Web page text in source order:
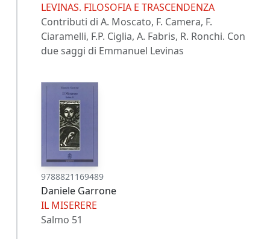
LEVINAS. FILOSOFIA E TRASCENDENZA
Contributi di A. Moscato, F. Camera, F.
Ciaramelli, F.P. Ciglia, A. Fabris, R. Ronchi. Con
due saggi di Emmanuel Levinas
9788821169489
Daniele Garrone
IL MISERERE
Salmo 51